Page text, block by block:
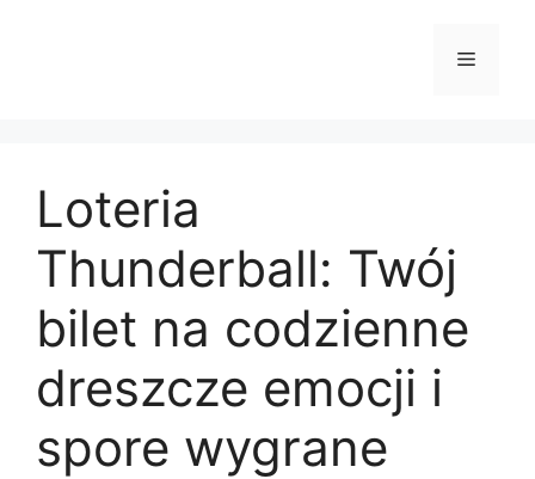
Menu
Loteria
Thunderball: Twój
bilet na codzienne
dreszcze emocji i
spore wygrane